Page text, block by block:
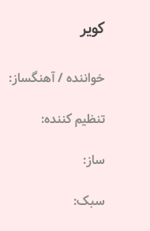
کویر
خواننده / آهنگساز:
تنظیم کننده:
ساز:
سبک: